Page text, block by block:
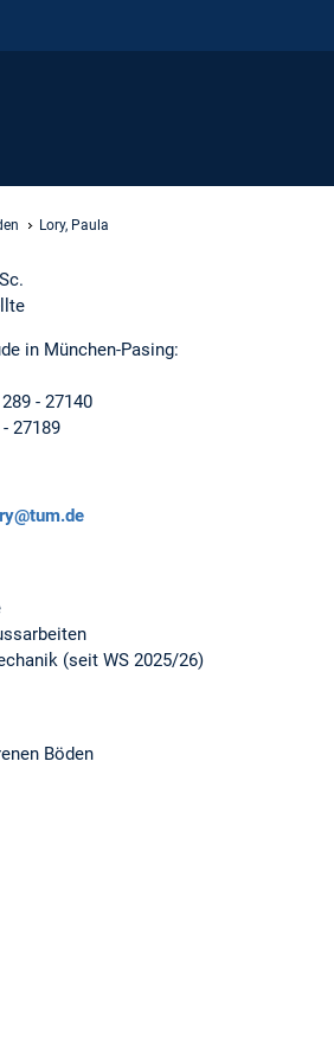
Lory, Paula
in München-Pasing:
- 27140
27189
(seit WS 2025/26)
Böden